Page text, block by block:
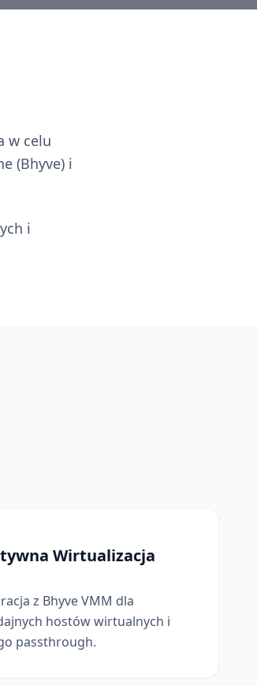
w celu
(Bhyve) i
i
Wirtualizacja
z Bhyve VMM dla
hostów wirtualnych i
passthrough.